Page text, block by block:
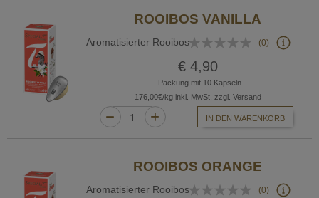
ROOIBOS VANILLA
Aromatisierter RooibosBewertung:
0%
(0)
€ 4,90
Packung mit 10 Kapseln
176,00€/kg inkl. MwSt, zzgl. Versand
IN DEN WARENKORB
ROOIBOS ORANGE
Aromatisierter RooibosBewertung:
(0)